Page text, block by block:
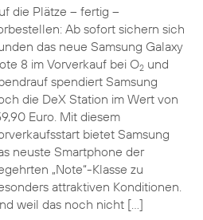
die Plätze – fertig –
Ab sofort sichern sich
das neue Samsung Galaxy
8 im Vorverkauf bei O2und
spendiert Samsung
die DeX Station im Wert von
Euro. Mit diesem
bietet Samsung
neuste Smartphone der
„Note“-Klasse zu
attraktiven Konditionen.
weil das noch nicht […]